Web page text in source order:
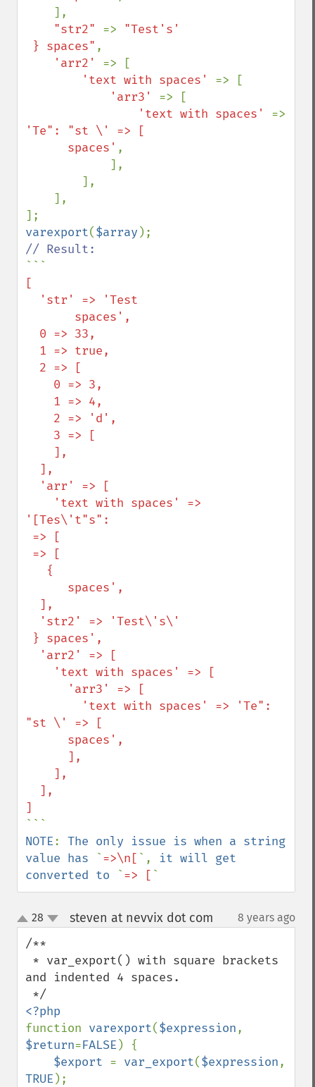
"str2" => "Test's'
} spaces" ,
'arr2' => [
'text with spaces' => [
'arr3' => [
'text with spaces'
'Te": "st \' => [
      spaces'
,
varexport($array
```
[
'[Tes\'t"s":
"st \' => [
NOTE: The only issue is when a string
value has
`=>\n[ `, it will get
converted to
`=> [ `
up
down
28 steven at nevvix dot com 8 years ago
/**
and indented 4 spaces.
function varexport($expression
$return=FALSE ) {
$export = var_export($expression
TRUE );